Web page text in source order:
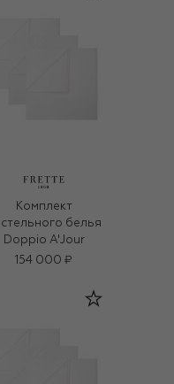
Комплект
белья
Doppio A'Jour
154 000 ₽